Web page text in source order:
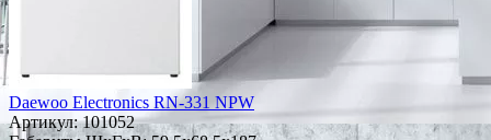
Daewoo Electronics RN-331 NPW
Артикул:101052